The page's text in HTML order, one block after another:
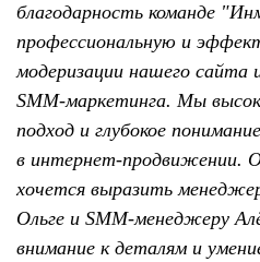
благодарность команде
профессиональную и
модеризации нашего сайта
SMM-маркетинга. Мы
подход и глубокое
в интернет-продвижении.
хочется выразить
Ольге и SMM-менеджеру
внимание к деталям и